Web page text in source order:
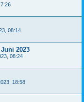
08:14
2023
08:24
18:58